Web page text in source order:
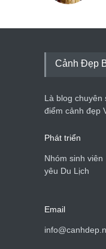
Cảnh Đẹp
Là blog chuyên
điểm cảnh đẹp
Phát triển
Nhóm sinh viên
yêu Du Lịch
Email